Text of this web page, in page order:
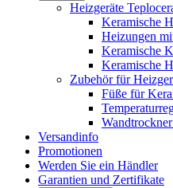
Heizgeräte
Keramische
Heizungen
Keramische
Keramische
Zubehör für
Füße für
Versandinfo
Promotionen
Werden Sie ein Händler
Garantien und Zertifikate